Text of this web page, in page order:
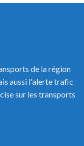
de la région
aussi l'alerte trafic
sur les transports